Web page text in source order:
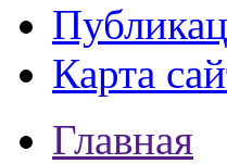
Карта
Главная